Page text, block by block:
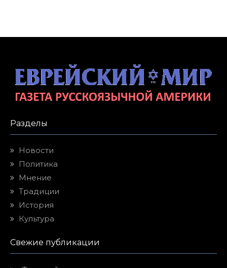
Разделы
Новости
Политика
Мнение
Традиции
История
Культура
Свежие публикации